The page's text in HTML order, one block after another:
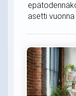
asetti vuonna